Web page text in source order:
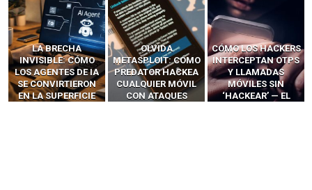
LA BRECHA
INVISIBLE: CÓMO
LOS AGENTES DE IA
SE CONVIRTIERON
EN LA SUPERFICIE
OLVIDA
METASPLOIT: CÓMO
PREDATOR HACKEA
CUALQUIER MÓVIL
CON ATAQUES
CÓMO LOS HACKERS
INTERCEPTAN OTPS
Y LLAMADAS
MÓVILES SIN
‘HACKEAR’ — EL